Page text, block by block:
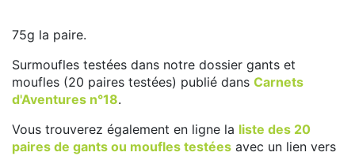
75g la paire.
Surmoufles testées dans notre dossier gants et
moufles (20 paires testées) publié dans Carnets
d'Aventures n°18.
Vous trouverez également en ligne la liste des 20
paires de gants ou moufles testées avec un lien vers